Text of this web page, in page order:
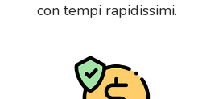
con tempi rapidissimi.